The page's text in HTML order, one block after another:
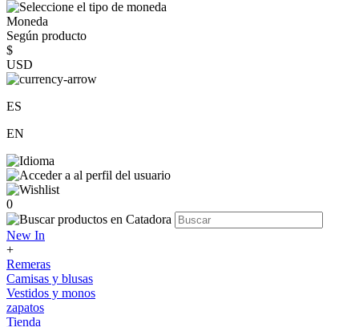
Moneda
Según producto
$
USD
ES
EN
0
New In
+
Remeras
Camisas y blusas
Vestidos y monos
zapatos
Tienda